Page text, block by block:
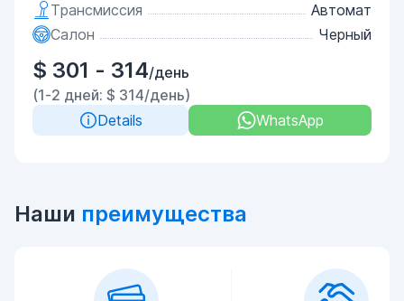
Трансмиссия
Автомат
Салон
Черный
$ 301 - 314/день
(1-2 дней: $ 314/день)
Details
WhatsApp
Наши преимущества